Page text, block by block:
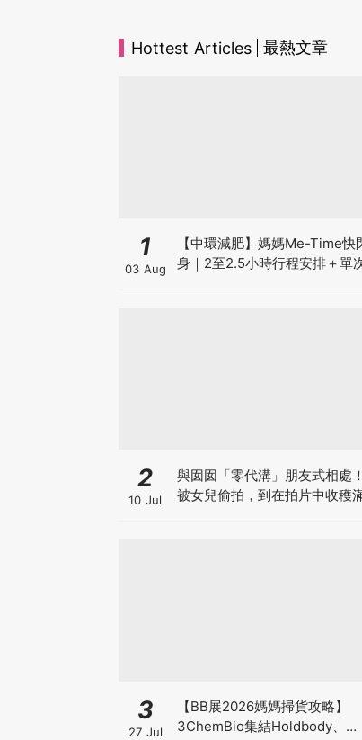
Hottest Articles 最熱文章
1
03 Aug
【中環減肥】媽媽Me-Time快
身｜2至2.5小時行程安排＋單
2
10 Jul
與囡囡「零代溝」朋友式相處
被女兒偷拍，到在拍片中收穫
3
27 Jul
【BB展2026媽媽掃貨攻略】
3ChemBio集結Holdbody、